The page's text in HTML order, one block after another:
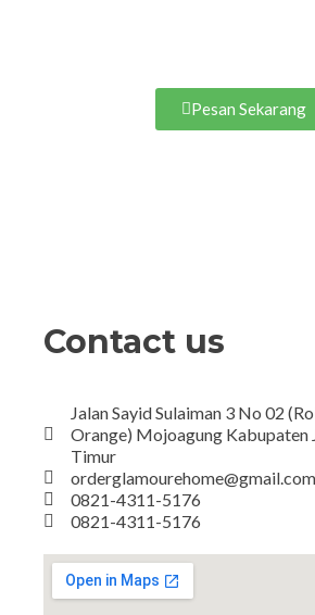
Pesan Sekarang
Contact us
Jalan Sayid Sulaiman 3 No 02
Orange) Mojoagung Kabupaten
Timur
orderglamourehome@gmail.com
0821-4311-5176
0821-4311-5176